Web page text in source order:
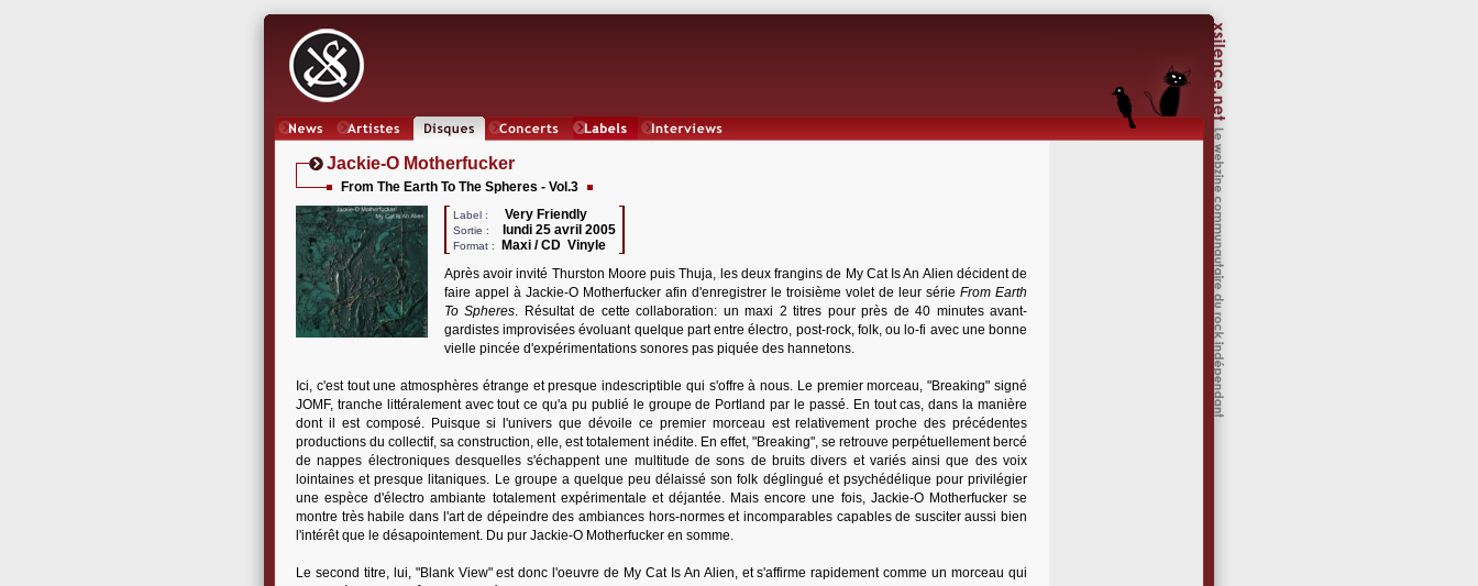
Jackie-O Motherfucker
From The Earth To The Spheres - Vol.3
Label : Very Friendly
Sortie : lundi 25 avril 2005
Format :
Maxi / CD Vinyle
Après avoir invité Thurston Moore puis Thuja, les deux frangins de My Cat Is An Alien décident de
faire appel à Jackie-O Motherfucker afin d'enregistrer le troisième volet de leur série From Earth
To Spheres. Résultat de cette collaboration: un maxi 2 titres pour près de 40 minutes avant-
gardistes improvisées évoluant quelque part entre électro, post-rock, folk, ou lo-fi avec une bonne
vielle pincée d'expérimentations sonores pas piquée des hannetons.
Ici, c'est tout une atmosphères étrange et presque indescriptible qui s'offre à nous. Le premier morceau, "Breaking" signé
JOMF, tranche littéralement avec tout ce qu'a pu publié le groupe de Portland par le passé. En tout cas, dans la manière
dont il est composé. Puisque si l'univers que dévoile ce premier morceau est relativement proche des précédentes
productions du collectif, sa construction, elle, est totalement inédite. En effet, "Breaking", se retrouve perpétuellement bercé
de nappes électroniques desquelles s'échappent une multitude de sons de bruits divers et variés ainsi que des voix
lointaines et presque litaniques. Le groupe a quelque peu délaissé son folk déglingué et psychédélique pour privilégier
une espèce d'électro ambiante totalement expérimentale et déjantée. Mais encore une fois, Jackie-O Motherfucker se
montre très habile dans l'art de dépeindre des ambiances hors-normes et incomparables capables de susciter aussi bien
l'intérêt que le désapointement. Du pur Jackie-O Motherfucker en somme.
Le second titre, lui, "Blank View" est donc l'oeuvre de My Cat Is An Alien, et s'affirme rapidement comme un morceau qui